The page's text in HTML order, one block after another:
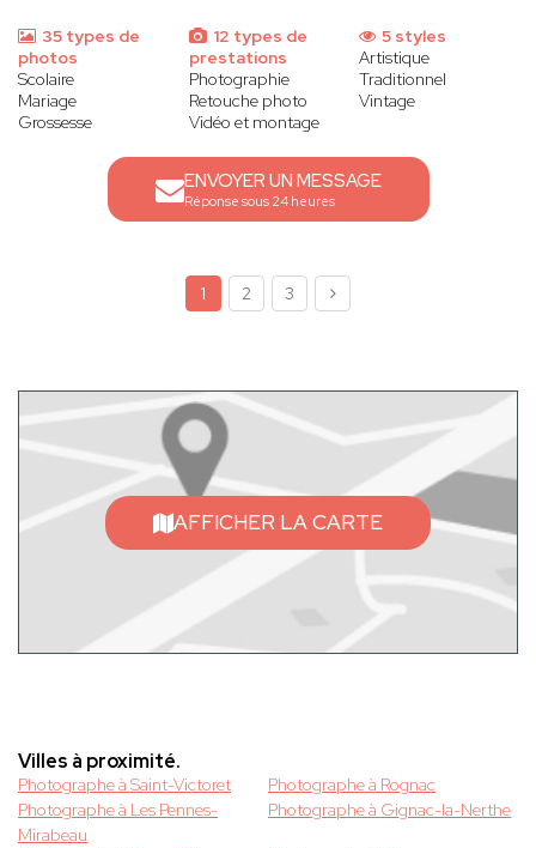
35 types de
photos
Scolaire
Mariage
Grossesse
12 types de
prestations
Photographie
Retouche photo
Vidéo et montage
5 styles
Artistique
Traditionnel
Vintage
ENVOYER UN MESSAGE
Réponse sous 24 heures
1 2 3
AFFICHER LA CARTE
Villes à proximité.
Photographe à Saint-Victoret
Photographe à Rognac
Photographe à Les Pennes-
Mirabeau
Photographe à Gignac-la-Nerthe